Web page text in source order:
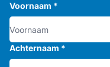
Voornaam *
Achternaam *